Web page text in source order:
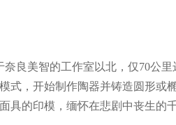
良美智的工作室以北，仅70公
式，开始制作陶器并铸造圆形或
的印模，缅怀在悲剧中丧生的千